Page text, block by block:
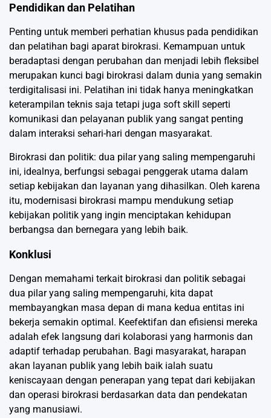
Pendidikan dan Pelatihan
Penting untuk memberi perhatian khusus pada pendidikan
dan pelatihan bagi aparat birokrasi. Kemampuan untuk
beradaptasi dengan perubahan dan menjadi lebih fleksibel
merupakan kunci bagi birokrasi dalam dunia yang semakin
terdigitalisasi ini. Pelatihan ini tidak hanya meningkatkan
keterampilan teknis saja tetapi juga soft skill seperti
komunikasi dan pelayanan publik yang sangat penting
dalam interaksi sehari-hari dengan masyarakat.
Birokrasi dan politik: dua pilar yang saling mempengaruhi
ini, idealnya, berfungsi sebagai penggerak utama dalam
setiap kebijakan dan layanan yang dihasilkan. Oleh karena
itu, modernisasi birokrasi mampu mendukung setiap
kebijakan politik yang ingin menciptakan kehidupan
berbangsa dan bernegara yang lebih baik.
Konklusi
Dengan memahami terkait birokrasi dan politik sebagai
dua pilar yang saling mempengaruhi, kita dapat
membayangkan masa depan di mana kedua entitas ini
bekerja semakin optimal. Keefektifan dan efisiensi mereka
adalah efek langsung dari kolaborasi yang harmonis dan
adaptif terhadap perubahan. Bagi masyarakat, harapan
akan layanan publik yang lebih baik ialah suatu
keniscayaan dengan penerapan yang tepat dari kebijakan
dan operasi birokrasi berdasarkan data dan pendekatan
yang manusiawi.